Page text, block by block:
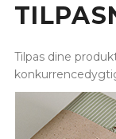
Tilpas dine